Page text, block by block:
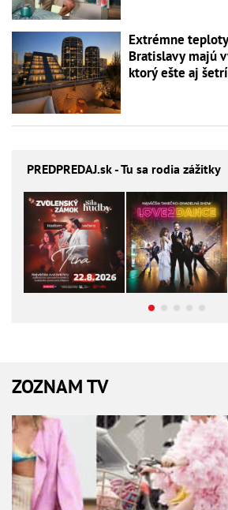
Extrémne
Bratislavy majú
ktorý ešte aj
PREDPREDAJ.sk - Tu sa rodia zážitky
ZOZNAM TV